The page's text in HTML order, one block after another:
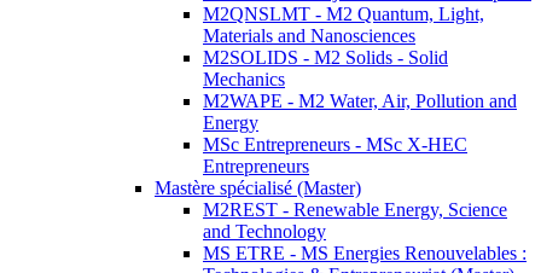
M2QNSLMT - M2 Quantum, Light,
Materials and Nanosciences
M2SOLIDS - M2 Solids - Solid
Mechanics
M2WAPE - M2 Water, Air, Pollution and
Energy
MSc Entrepreneurs - MSc X-HEC
Entrepreneurs
Mastère spécialisé (Master)
M2REST - Renewable Energy, Science
and Technology
MS ETRE - MS Energies Renouvelables :